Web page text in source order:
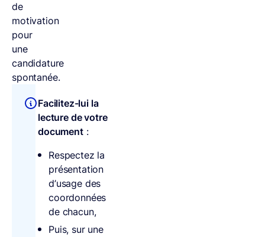
de
motivation
pour
une
candidature
spontanée.
Facilitez-lui la
lecture de votre
document:
Respectez la
présentation
d’usage des
coordonnées
de chacun,
Puis, sur une